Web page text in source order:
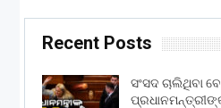
Recent Posts
ସଂସଦ ଚାଲିଥିବା